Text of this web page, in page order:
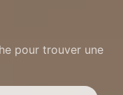
pour trouver une